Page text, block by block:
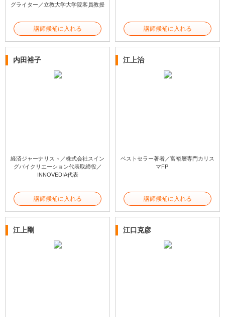
グライター／立教大学大学院客員教授
講師候補に入れる 講師候補に入れる
内田裕子
経済ジャーナリスト／株式会社スイン
グバイクリエーション代表取締役／
INNOVEDIA代表
講師候補に入れる
江上治
ベストセラー著者／富裕層専門カリス
マFP
講師候補に入れる
江上剛 江口克彦